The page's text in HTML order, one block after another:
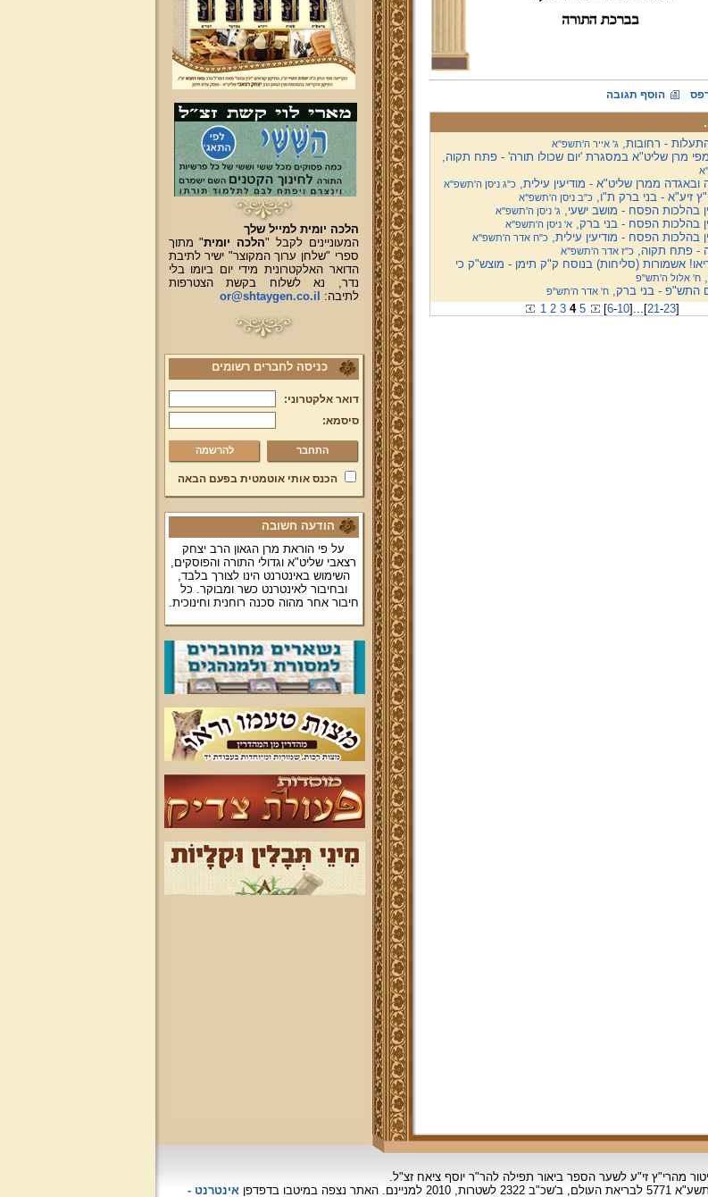
הוסף תגובה
- רחובות,ג' אייר ה'תשפ''א
מרן שליט"א במסגרת 'יום שכולו תורה' - פתח תקוה,
ובאגדה ממרן שליט"א - מודיעין עילית,כ"ג ניסן ה'תשפ''א
זיע"א - בני ברק ת"ו,כ"ב ניסן ה'תשפ''א
בהלכות הפסח - מושב ישעי,ג' ניסן ה'תשפ''א
בהלכות הפסח - בני ברק,א' ניסן ה'תשפ''א
בהלכות הפסח - מודיעין עילית,כ"ח אדר ה'תשפ''א
- פתח תקוה,כ"ז אדר ה'תשפ''א
אשמורות (סליחות) בנוסח ק"ק תימן - מוצש"ק כי
ח' אלול ה'תש"פ
התש"פ - בני ברק,ח' אדר ה'תש"פ
1 2 3 4 5 [6-10] ... [21-23]
הלכה יומית למייל שלך
המעוניינים לקבל "הלכה יומית" מתוך
ספרי "שלחן ערוך המקוצר" ישיר לתיבת
הדואר האלקטרונית מידי יום ביומו בלי
נדר, נא לשלוח בקשת הצטרפות
לתיבה:
or@shtaygen.co.il
כניסה לחברים רשומים
דואר אלקטרוני:
סיסמא:
להרשמה
הכנס אותי אוטמטית בפעם הבאה
הודעה חשובה
על פי הוראת מרן הגאון הרב יצחק
רצאבי שליט"א וגדולי התורה והפוסקים,
השימוש באינטרנט הינו לצורך בלבד,
ובחיבור לאינטרנט כשר ומבוקר. כל
חיבור אחר מהוה סכנה רוחנית וחינוכית.
מהרי"ץ זי"ע לשער הספר ביאור תפילה להר"ר יוסף ציאח זצ"ל.
העולם, ב'שכ"ב 2322 לשטרות, 2010 למניינם. האתר נצפהבמיטבו בדפדפןאינטרנט -